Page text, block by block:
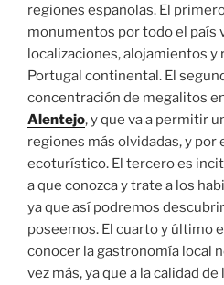
regiones españolas. El
monumentos por todo el país
localizaciones, alojamientos
Portugal continental. El
concentración de megalitos
Alentejo, y que va a permitir
regiones más olvidadas, y por
ecoturístico. El tercero es
a que conozca y trate a los
ya que así podremos
poseemos. El cuarto y último
conocer la gastronomía local
vez más, ya que a la calidad